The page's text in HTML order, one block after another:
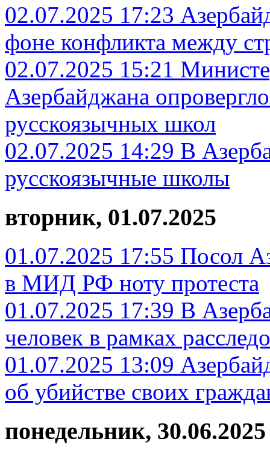
02.07.2025 17:23
фоне конфликта между
02.07.2025 15:21
Азербайджана
русскоязычных школ
02.07.2025 14:29 В
русскоязычные школы
вторник, 01.07.2025
01.07.2025 17:55 Посол
в МИД РФ ноту протеста
01.07.2025 17:39 В
человек в рамках
01.07.2025 13:09
об убийстве своих
понедельник, 30.06.2025